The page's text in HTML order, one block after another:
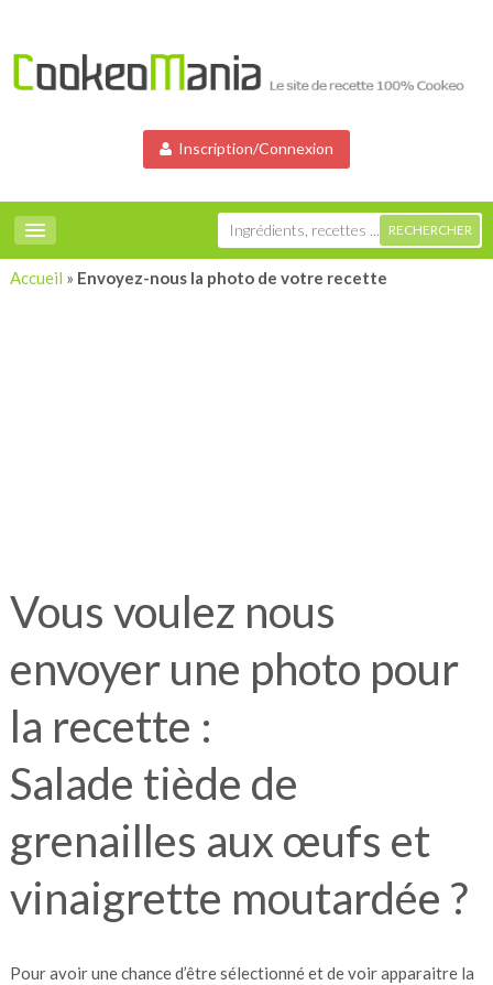
Inscription/Connexion
Accueil » Envoyez-nous la photo de votre recette
Vous voulez nous
envoyer une photo pour
la recette :
Salade tiède de
grenailles aux œufs et
vinaigrette moutardée ?
Pour avoir une chance d’être sélectionné et de voir apparaitre la